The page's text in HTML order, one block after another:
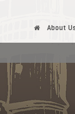
About